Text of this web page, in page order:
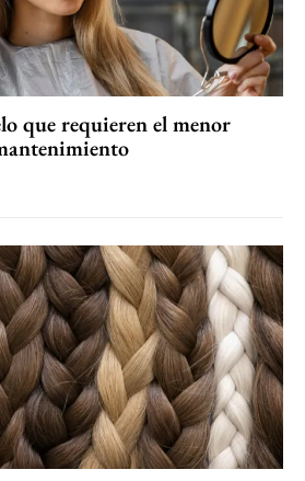
que requieren el menor